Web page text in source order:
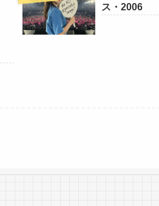
ス・2006